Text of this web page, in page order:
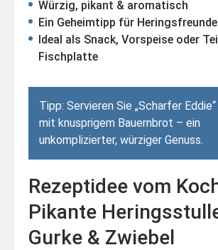
Würzig, pikant & aromatisch
Ein Geheimtipp für Heringsfreunde
Ideal als Snack, Vorspeise oder
Fischplatte
Tipp: Servieren Sie „Scharfer
mit knusprigem Bauernbrot – ein
unkomplizierter, würziger Genuss.
Rezeptidee vom
Pikante
Gurke & Zwiebel